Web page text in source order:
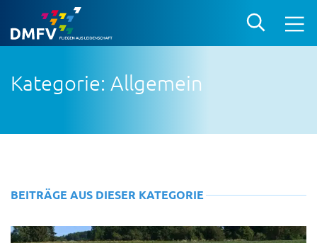
Kategorie: Allgemein
BEITRÄGE AUS DIESER KATEGORIE